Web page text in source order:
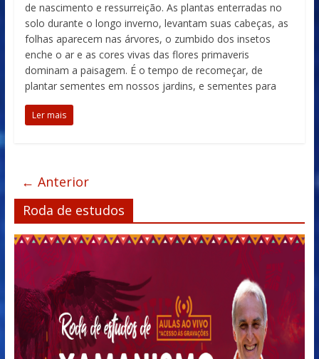
de nascimento e ressurreição. As plantas enterradas no
solo durante o longo inverno, levantam suas cabeças, as
folhas aparecem nas árvores, o zumbido dos insetos
enche o ar e as cores vivas das flores primaveris
dominam a paisagem. É o tempo de recomeçar, de
plantar sementes em nossos jardins, e sementes para
Ler mais
← Anterior
Roda de estudos